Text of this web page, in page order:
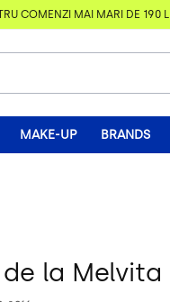
COMENZI MAI MARI DE 190 LEI
MAKE-UP BRANDS
la Melvita